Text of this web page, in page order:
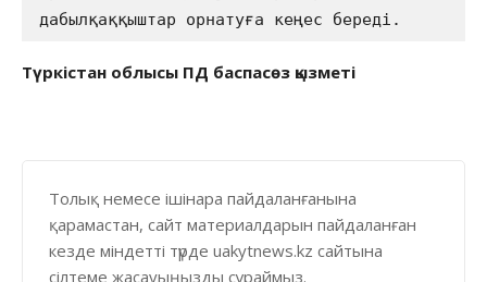
дабылқаққыштар орнатуға кеңес береді.
Түркістан облысы ПД баспасөз қызметі
Толық немесе ішінара пайдаланғанына
қарамастан, сайт материалдарын пайдаланған
кезде міндетті түрде uakytnews.kz сайтына
сілтеме жасауыңызды сұраймыз.